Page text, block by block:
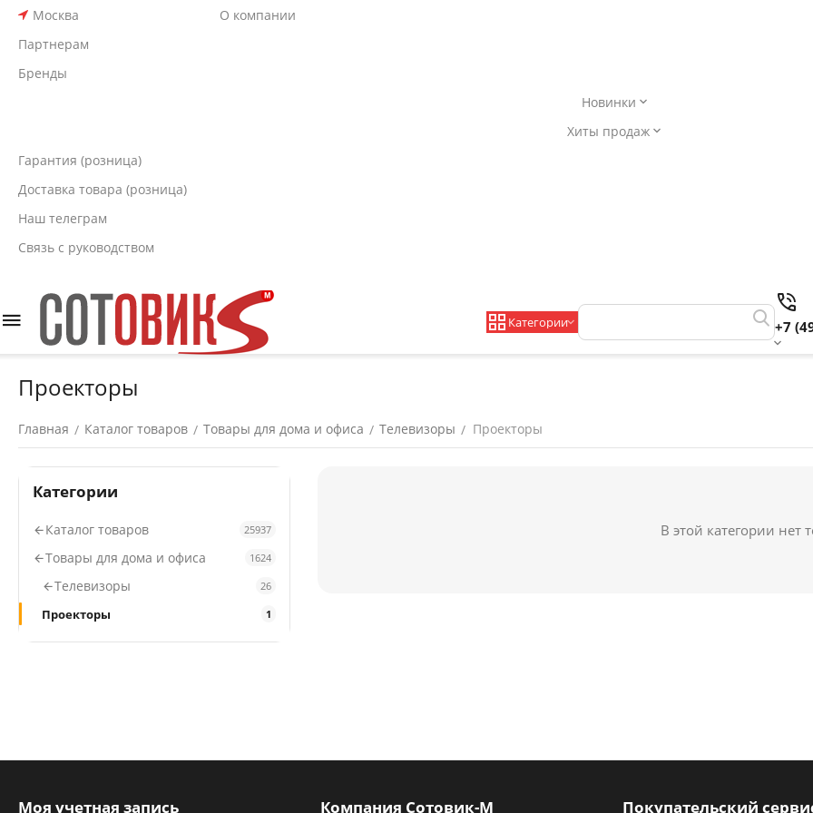
Москва
О компании
Партнерам
Бренды
Новинки
Хиты продаж
Гарантия (розница)
Доставка товара (розница)
Наш телеграм
Связь с руководством
Категории +7
Проекторы
Главная / Каталог товаров / Товары для дома и офиса / Телевизоры / Проекторы
В этой категории нет
Категории
Каталог товаров 25937
Товары для дома и офиса 1624
Телевизоры 26
Проекторы 1
Моя учетная запись Компания Сотовик-М Покупательский